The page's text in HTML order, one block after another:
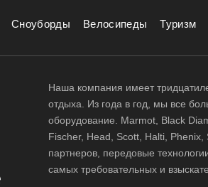
Сноуборды Велосипеды Туризм
Наша компания имеет
отдыха. Из года в год, мы все
оборудование. Marmot, Black
Fischer, Head, Scott, Halti,
партнеров, передовые
самых требовательных и